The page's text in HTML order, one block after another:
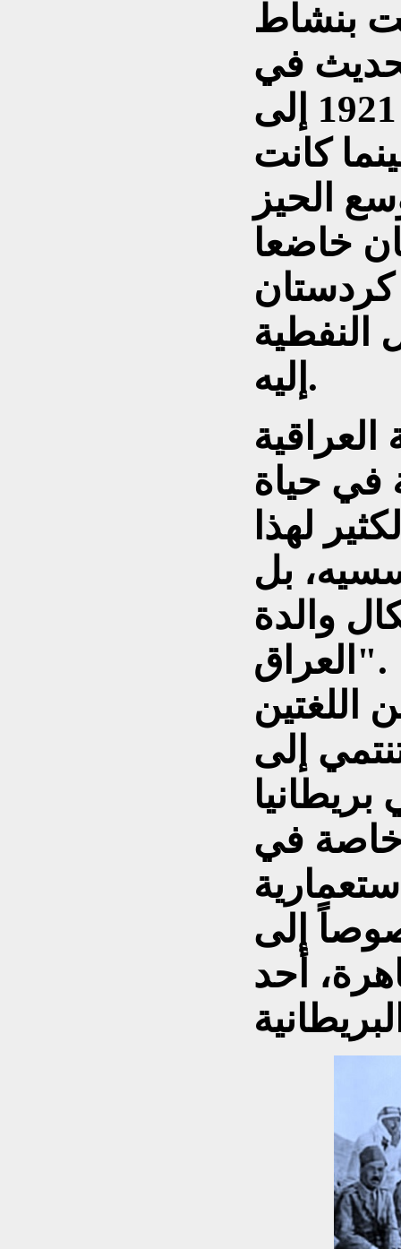
بنشاط
في
مؤتمر القاهرة في العام 1921 إلى
كانت
الحيز
خاضعا
كردستان
النفطية
إليه.
العراقية
في حياة
لهذا
بل
والدة
العراق".
اللغتين
إلى
خاصة في
إلى
أحد